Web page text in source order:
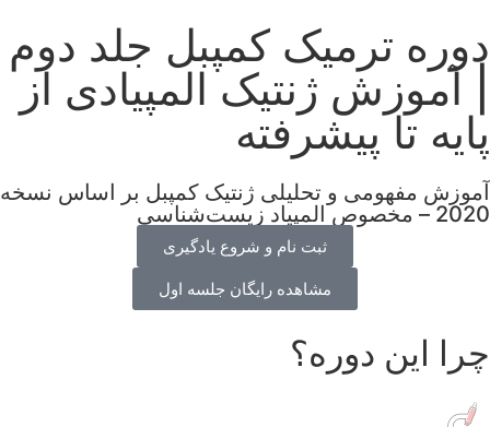
دوره ترمیک کمپبل جلد دوم
| آموزش ژنتیک المپیادی از
پایه تا پیشرفته
آموزش مفهومی و تحلیلی ژنتیک کمپبل بر اساس نسخه
2020 – مخصوص المپیاد زیست‌شناسی
ثبت نام و شروع یادگیری
مشاهده رایگان جلسه اول
چرا این دوره؟